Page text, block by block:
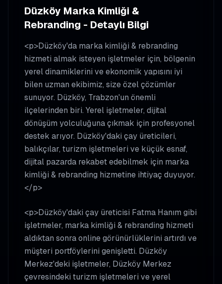
Düzköy Marka Kimliği &
Rebranding - Detaylı Bilgi
<p>Düzköy'da marka kimliği & rebranding
hizmeti almak isteyen işletmeler için, bölgenin
yerel dinamiklerini ve ekonomik yapısını iyi
bilen uzman ekibimiz, size özel çözümler
sunuyor. Düzköy, Trabzon'un önemli
ilçelerinden biri. Yerel işletmeler, dijital
dönüşüm yolculuğuna çıkmak için profesyonel
destek arıyor. Düzköy'daki çay üreticileri,
balıkçılar, turizm işletmeleri ve küçük esnaf,
dijital pazarda rekabet edebilmek için marka
kimliği & rebranding hizmetine ihtiyaç duyuyor.
</p>
<p>Düzköy'daki çay üreticisi Fatma Hanım gibi
işletmeler, marka kimliği & rebranding hizmeti
aldıktan sonra online görünürlüklerini artırdı ve
müşteri portföylerini genişletti. Düzköy
Merkez'deki işletmeler, Düzköy Merkez
çevresindeki turizm işletmeleri ve yerel